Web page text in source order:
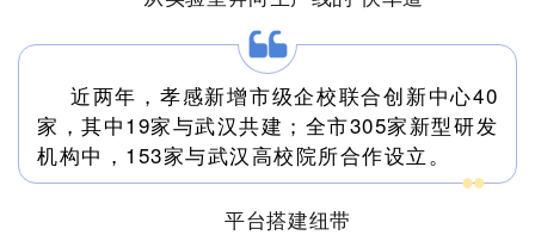
近两年，孝感新增市级企校联合创新中心40
家，其中19家与武汉共建；全市305家新型研发
机构中，153家与武汉高校院所合作设立。
平台搭建纽带